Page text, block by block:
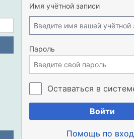
Имя учётной записи
Пароль
Оставаться в
Войти
Помощь по